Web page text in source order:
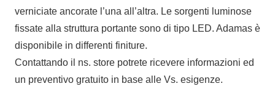
verniciate ancorate l’una all’altra. Le sorgenti luminose
fissate alla struttura portante sono di tipo LED. Adamas è
disponibile in differenti finiture.
Contattando il ns. store potrete ricevere informazioni ed
un preventivo gratuito in base alle Vs. esigenze.